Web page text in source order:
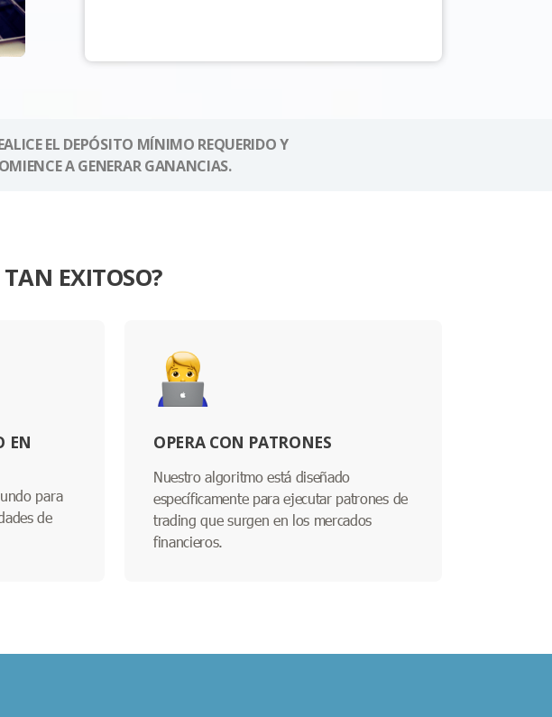
EL DEPÓSITO MÍNIMO REQUERIDO Y
A GENERAR GANANCIAS.
EXITOSO?
EN
para
de
OPERA CON PATRONES
Nuestro algoritmo está diseñado
específicamente para ejecutar patrones de
trading que surgen en los mercados
financieros.